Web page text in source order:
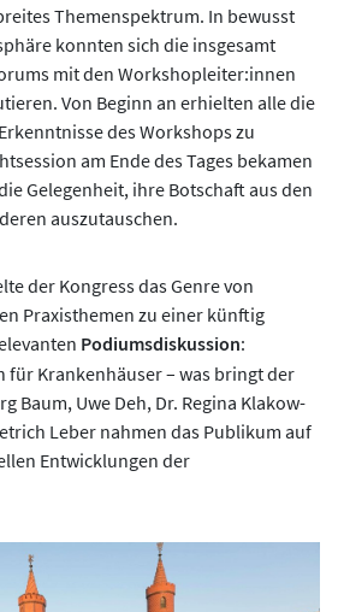
Themenspektrum. In bewusst
konnten sich die insgesamt
mit den Workshopleiter:innen
Von Beginn an erhielten alle die
des Workshops zu
am Ende des Tages bekamen
Gelegenheit, ihre Botschaft aus den
auszutauschen.
der Kongress das Genre von
Praxisthemen zu einer künftig
Podiumsdiskussion:
für Krankenhäuser – was bringt der
Baum, Uwe Deh, Dr. Regina Klakow-
Leber nahmen das Publikum auf
Entwicklungen der